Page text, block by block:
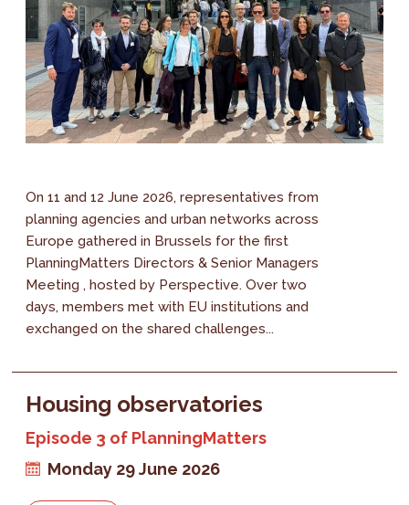
On 11 and 12 June 2026, representatives from
planning agencies and urban networks across
Europe gathered in Brussels for the first
PlanningMatters Directors & Senior Managers
Meeting , hosted by Perspective. Over two
days, members met with EU institutions and
exchanged on the shared challenges...
Housing observatories
Episode 3 of PlanningMatters
Monday 29 June 2026